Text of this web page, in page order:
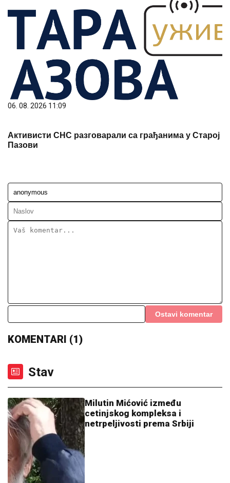
06. 08. 2026 11:09
Активисти СНС разговарали са грађанима у Старој
Пазови
Ostavi komentar
KOMENTARI (1)
Stav
Milutin Mićović između
cetinjskog kompleksa i
netrpeljivosti prema Srbiji